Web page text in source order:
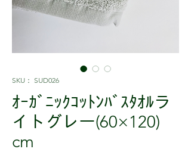
SKU： SUD026
ｵｰｶﾞﾆｯｸｺｯﾄﾝﾊﾞｽﾀｵﾙラ
イトグレー(60×120)
cm